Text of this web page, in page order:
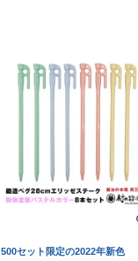
500セット限定の2022年新色